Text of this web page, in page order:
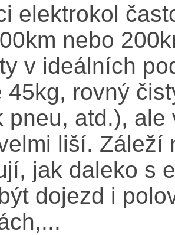
elektrokol
nebo
v ideálních
45kg, rovný
pneu, atd.),
liší. Záleží
jak daleko s
dojezd i